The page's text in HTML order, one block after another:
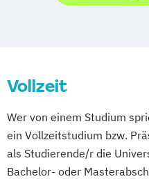
Vollzeit
Wer von einem Studium
ein Vollzeitstudium bzw.
als Studierende/r die
Bachelor- oder